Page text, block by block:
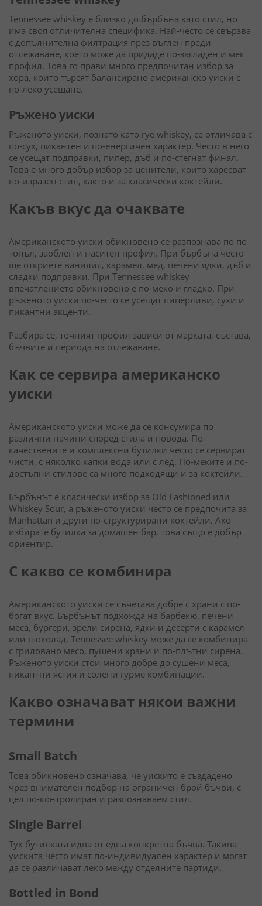
Tennessee whiskey е близко до бърбъна като стил, но
има своя отличителна специфика. Най-често се свързва
с допълнителна филтрация през въглен преди
отлежаване, което може да придаде по-загладен и мек
профил. Това го прави много предпочитан избор за
хора, които търсят балансирано американско уиски с
по-леко усещане.
Ръжено уиски
Ръженото уиски, познато като rye whiskey, се отличава с
по-сух, пикантен и по-енергичен характер. Често в него
се усещат подправки, пипер, дъб и по-стегнат финал.
Това е много добър избор за ценители, които харесват
по-изразен стил, както и за класически коктейли.
Какъв вкус да очаквате
Американското уиски обикновено се разпознава по по-
топъл, заоблен и наситен профил. При бърбъна често
ще откриете ванилия, карамел, мед, печени ядки, дъб и
сладки подправки. При Tennessee whiskey
впечатлението обикновено е по-меко и гладко. При
ръженото уиски по-често се усещат пиперливи, сухи и
пикантни акценти.
Разбира се, точният профил зависи от марката, състава,
бъчвите и периода на отлежаване.
Как се сервира американско
уиски
Американското уиски може да се консумира по
различни начини според стила и повода. По-
качествените и комплексни бутилки често се сервират
чисти, с няколко капки вода или с лед. По-меките и по-
достъпни стилове са много подходящи и за коктейли.
Бърбънът е класически избор за Old Fashioned или
Whiskey Sour, а ръженото уиски често се предпочита за
Manhattan и други по-структурирани коктейли. Ако
избирате бутилка за домашен бар, това също е добър
ориентир.
С какво се комбинира
Американското уиски се съчетава добре с храни с по-
богат вкус. Бърбънът подхожда на барбекю, печени
меса, бургери, зрели сирена, ядки и десерти с карамел
или шоколад. Tennessee whiskey може да се комбинира
с гриловано месо, пушени храни и по-плътни сирена.
Ръженото уиски стои много добре до сушени меса,
пикантни ястия и солени гурме комбинации.
Какво означават някои важни
термини
Small Batch
Това обикновено означава, че уискито е създадено
чрез внимателен подбор на ограничен брой бъчви, с
цел по-контролиран и разпознаваем стил.
Single Barrel
Тук бутилката идва от една конкретна бъчва. Такива
уискита често имат по-индивидуален характер и могат
да се различават леко между отделните партиди.
Bottled in Bond